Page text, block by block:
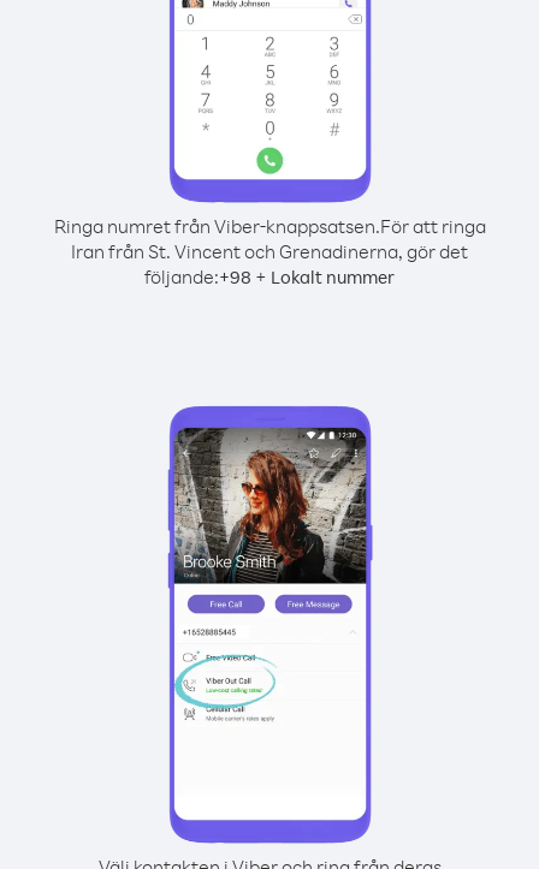
Ringa numret från Viber-knappsatsen.För att ringa
Iran från St. Vincent och Grenadinerna, gör det
följande:+98 + Lokalt nummer